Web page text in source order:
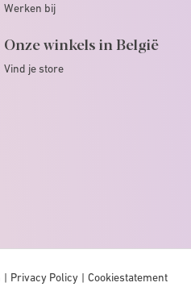
Werken bij
Onze winkels in België
Vind je store
Privacy Policy Cookiestatement